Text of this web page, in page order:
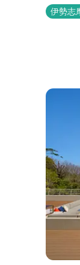
伊勢志